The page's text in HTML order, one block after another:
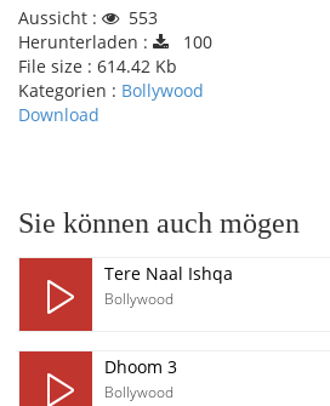
Play /
Aussicht :
553
Herunterladen :
100
File size : 614.42 Kb
Kategorien : Bollywood
Download
Sie können auch mögen
Tere Naal Ishqa
Bollywood
Dhoom 3
Bollywood